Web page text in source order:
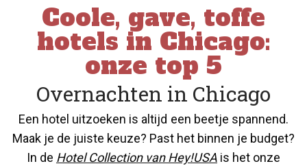
Coole, gave, toffe
hotels in Chicago:
onze top 5
Overnachten in Chicago
Een hotel uitzoeken is altijd een beetje spannend.
Maak je de juiste keuze? Past het binnen je budget?
In de Hotel Collection van Hey!USA is het onze